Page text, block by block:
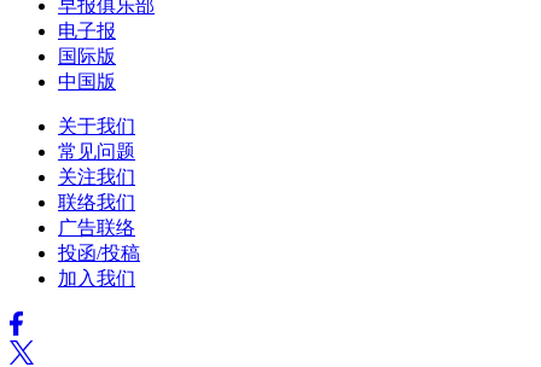
早报俱乐部
电子报
国际版
中国版
关于我们
常见问题
关注我们
联络我们
广告联络
投函/投稿
加入我们